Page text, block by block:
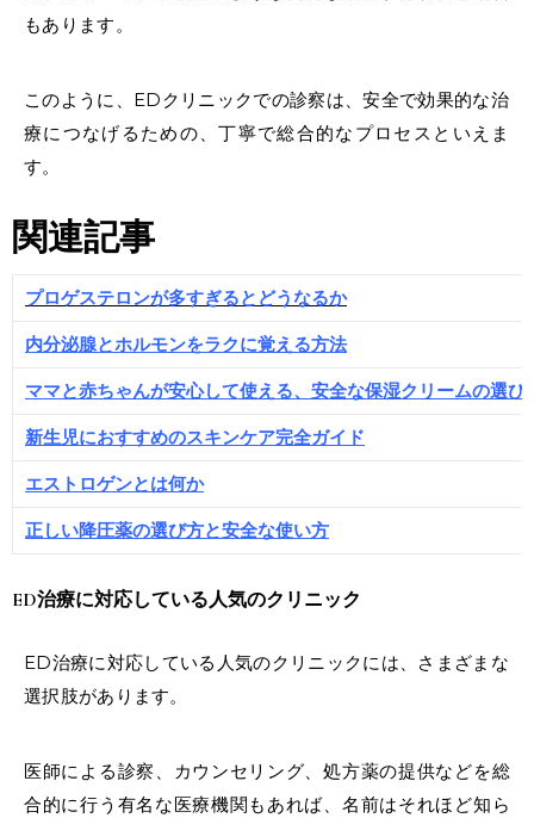
もあります。
このように、EDクリニックでの診察は、安全で効果的な治
療につなげるための、丁寧で総合的なプロセスといえま
す。
関連記事
プロゲステロンが多すぎるとどうなるか
内分泌腺とホルモンをラクに覚える方法
ママと赤ちゃんが安心して使える、安全な保湿クリームの選び
新生児におすすめのスキンケア完全ガイド
エストロゲンとは何か
正しい降圧薬の選び方と安全な使い方
ED治療に対応している人気のクリニック
ED治療に対応している人気のクリニックには、さまざまな
選択肢があります。
医師による診察、カウンセリング、処方薬の提供などを総
合的に行う有名な医療機関もあれば、名前はそれほど知ら